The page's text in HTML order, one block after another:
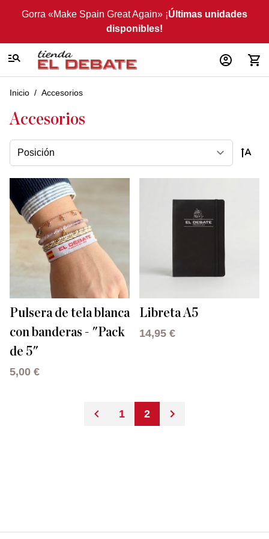
Gorra «Make Spain Great Again» ¡Últimas unidades
disponibles!
Inicio / Accesorios
Accesorios
Pulsera de tela blanca
con banderas - "Pack
de 5"
5,00 €
Libreta A5
14,95 €
Página
1
Actualmente estás
2